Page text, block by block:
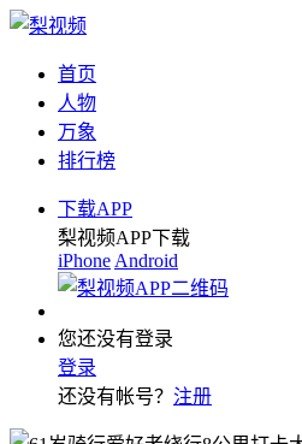
首页
人物
万象
排行榜
下载APP
梨视频APP下载
iPhone Android
您还没有登录
登录
还没有帐号？ 注册